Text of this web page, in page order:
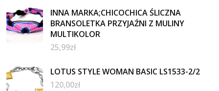
INNA MARKA;CHICOCHICA ŚLICZNA
BRANSOLETKA PRZYJAŹNI Z MULINY
MULTIKOLOR
25,99zł
LOTUS STYLE WOMAN BASIC LS1533-2/2
120,00zł